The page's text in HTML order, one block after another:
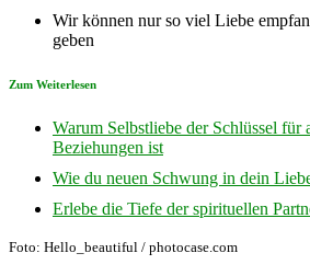
Wir können nur so viel Liebe
geben
Zum Weiterlesen
Warum Selbstliebe der Schlüssel für
Beziehungen ist
Wie du neuen Schwung in dein
Erlebe die Tiefe der spirituellen
Foto: Hello_beautiful / photocase.com